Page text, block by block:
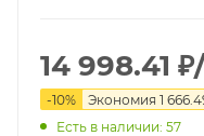
14 998.41 ₽
-10% Экономия 1
Есть в наличии: 57